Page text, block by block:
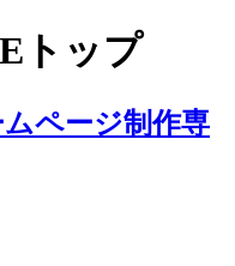
トップ
ページ制作専